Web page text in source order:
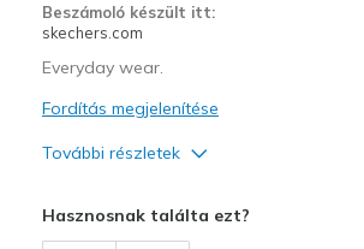
Sizing
View On Shoes
Shoes are for Wearing
Beszámoló készült itt:
skechers.com
Everyday wear.
Fordítás megjelenítése
További részletek
Hasznosnak találta ezt?